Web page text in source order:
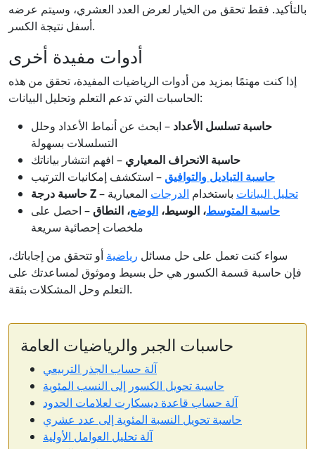
بالتأكيد. فقط تحقق من الخيار لعرض العدد العشري، وسيتم عرضه
أسفل نتيجة الكسر.
أدوات مفيدة أخرى
إذا كنت مهتمًا بمزيد من أدوات الرياضيات المفيدة، تحقق من هذه
الحاسبات التي تدعم التعلم وتحليل البيانات:
حاسبة تسلسل الأعداد – ابحث عن أنماط الأعداد وحلل
التسلسلات بسهولة
حاسبة الانحراف المعياري – افهم انتشار بياناتك
حاسبة التباديل والتوافيق – استكشف إمكانيات الترتيب
حاسبة درجة Z– تحليل البيانات باستخدام الدرجات المعيارية
حاسبة المتوسط، الوسيط، الوضع، النطاق– احصل على
ملخصات إحصائية سريعة
سواء كنت تعمل على حل مسائل رياضية أو تتحقق من إجاباتك،
فإن حاسبة قسمة الكسور هي حل بسيط وموثوق لمساعدتك على
التعلم وحل المشكلات بثقة.
حاسبات الجبر والرياضيات العامة
آلة حساب الجذر التربيعي
حاسبة تحويل الكسور إلى النسب المئوية
آلة حساب قاعدة ديسكارت لعلامات الحدود
حاسبة تحويل النسبة المئوية إلى عدد عشري
آلة تحليل العوامل الأولية